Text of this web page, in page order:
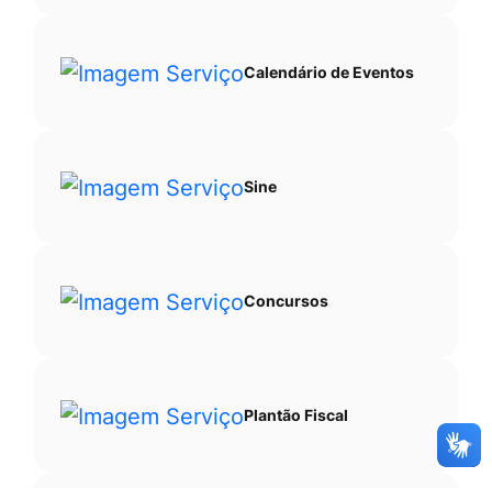
Calendário de Eventos
Sine
Concursos
Plantão Fiscal